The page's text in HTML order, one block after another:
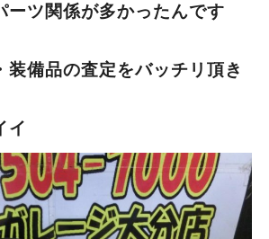
ーツ関係が多かったんです
装備品の査定をバッチリ頂き
イ